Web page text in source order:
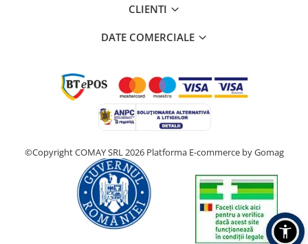
CLIENTI
DATE COMERCIALE
©Copyright COMAY SRL 2026 Platforma E-commerce by Gomag